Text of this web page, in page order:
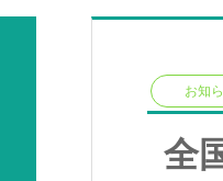
お知
全